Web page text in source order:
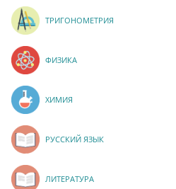
ТРИГОНОМЕТРИЯ
ФИЗИКА
ХИМИЯ
РУССКИЙ ЯЗЫК
ЛИТЕРАТУРА